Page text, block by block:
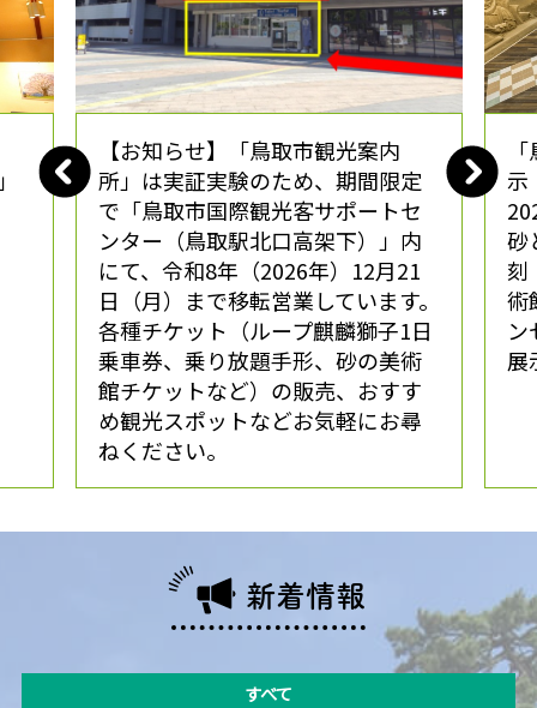
【お知らせ】「鳥取市観光案内
所」は実証実験のため、期間限定
で「鳥取市国際観光客サポートセ
ンター（鳥取駅北口高架下）」内
にて、令和8年（2026年）12月21
日（月）まで移転営業しています。
各種チケット（ループ麒麟獅子1日
乗車券、乗り放題手形、砂の美術
館チケットなど）の販売、おすす
め観光スポットなどお気軽にお尋
ねください。
示
砂
刻
術
ン
展
新着情報
すべて